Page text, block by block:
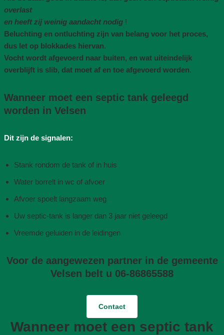
overlast
en heeft zij weinig aandacht nodig !
Beluchting en ontluchting zijn van belang voor het proces,
dus let op blokkades hiervan.
Vocht wordt afgevoerd naar buiten, en wat uiteindelijk
overblijft is slib, dat moet af en toe afgevoerd worden.
Wanneer moet een septic tank geleegd
worden in Velsen
Dit zijn de signalen:
Stank rondom de tank of in huis
Water borrelt in wc of afvoer
Afvoer spoelt langzaam weg
Uw septic-tank is langer dan 3 jaar niet geleegd
Vreemde geluiden in de leidingen
Voor de aangewezen partner in de gemeente
Velsen belt u 06-86865588
Contact
Wanneer moet een septic tank